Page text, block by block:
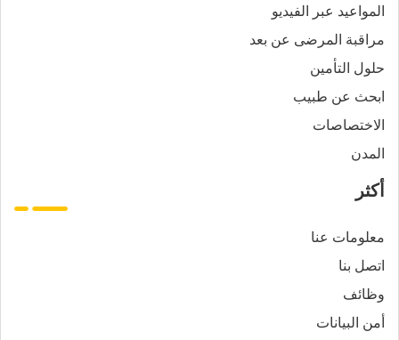
المواعيد عبر الفيديو
مراقبة المرضى عن بعد
حلول التأمين
ابحث عن طبيب
الاختصاصات
المدن
أكثر
معلومات عنا
اتصل بنا
وظائف
أمن البيانات